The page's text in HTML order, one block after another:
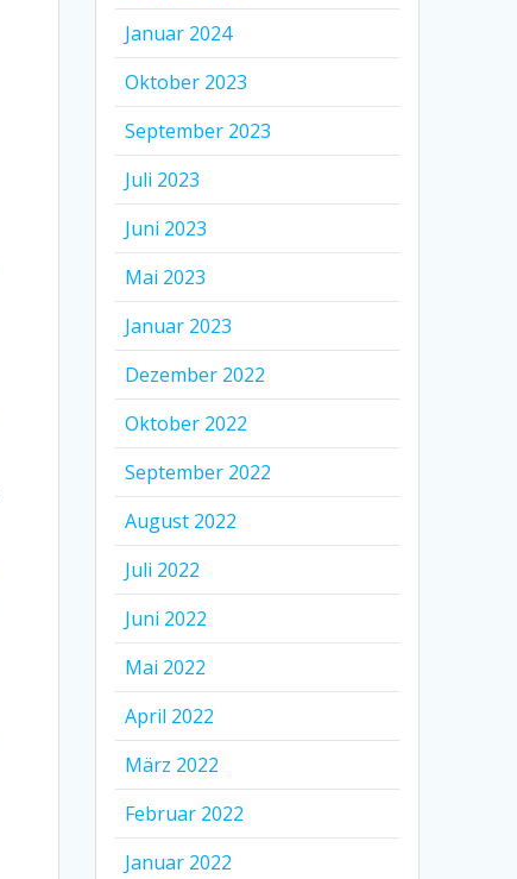
Januar 2024
Oktober 2023
September 2023
Juli 2023
Juni 2023
Mai 2023
Januar 2023
Dezember 2022
Oktober 2022
September 2022
August 2022
Juli 2022
Juni 2022
Mai 2022
April 2022
März 2022
Februar 2022
Januar 2022